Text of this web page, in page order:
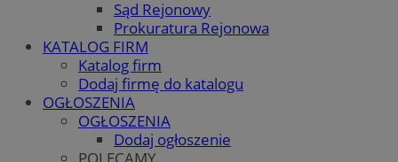
Sąd Rejonowy
Prokuratura Rejonowa
KATALOG FIRM
Katalog firm
Dodaj firmę do katalogu
OGŁOSZENIA
OGŁOSZENIA
Dodaj ogłoszenie